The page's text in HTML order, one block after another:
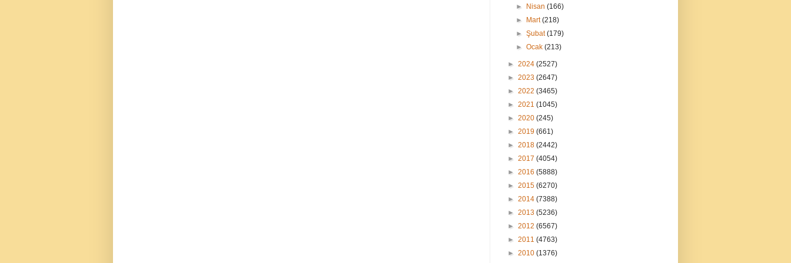
► Nisan(166)
►
Mart(218)
►Şubat(179)
►Ocak(213)
► 2024 (2527)
► 2023 (2647)
► 2022 (3465)
► 2021 (1045)
► 2020 (245)
► 2019 (661)
► 2018 (2442)
► 2017 (4054)
► 2016 (5888)
► 2015 (6270)
► 2014 (7388)
► 2013 (5236)
► 2012 (6567)
► 2011 (4763)
► 2010 (1376)